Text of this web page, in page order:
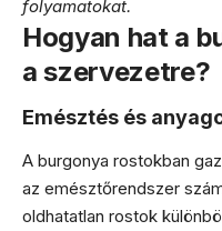
folyamatokat.
Hogyan hat a
a szervezetre?
Emésztés és
A burgonya rostokban
az emésztőrendszer
oldhatatlan rostok